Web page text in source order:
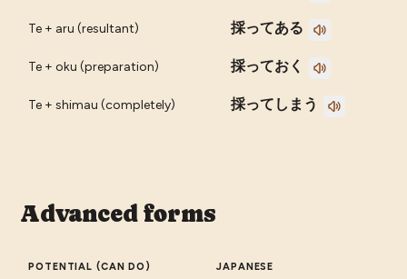
Te + aru (resultant) 採ってある
Te + oku (preparation) 採っておく
Te + shimau (completely) 採ってしまう
Advanced forms
POTENTIAL (CAN DO) JAPANESE